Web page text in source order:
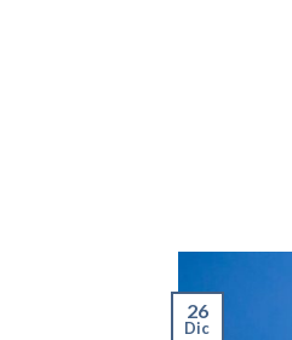
26
Dic